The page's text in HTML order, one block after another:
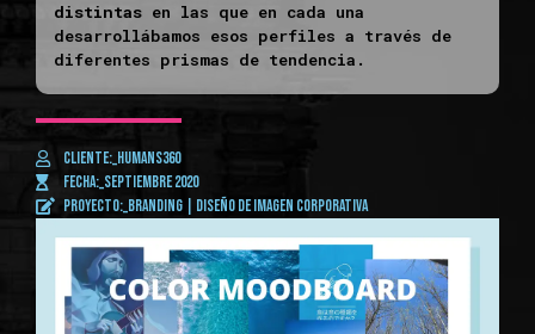
distintas en las que en cada una
desarrollábamos esos perfiles a través de
diferentes prismas de tendencia.
cliente:_HUMANS360
fecha:_SEPTIEMBRE 2020
proyecto:_BRANDING | diseño de imagen corporativa